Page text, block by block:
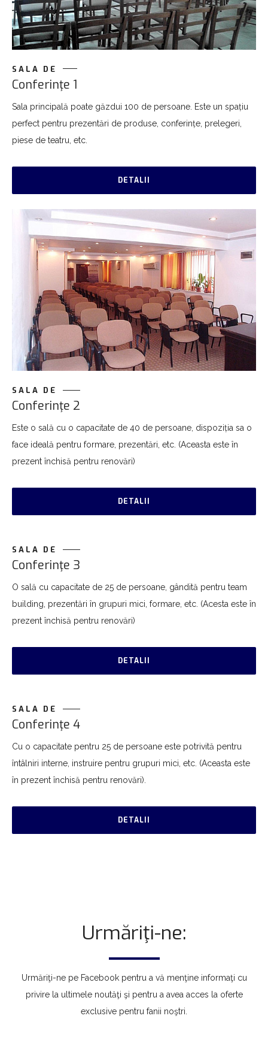
SALA DE
Conferinţe 1
Sala principală poate găzdui 100 de persoane. Este un spațiu
perfect pentru prezentări de produse, conferințe, prelegeri,
piese de teatru, etc.
DETALII
SALA DE
Conferinţe 2
Este o sală cu o capacitate de 40 de persoane, dispoziția sa o
face ideală pentru formare, prezentări, etc. (Aceasta este în
prezent închisă pentru renovări)
DETALII
SALA DE
Conferinţe 3
O sală cu capacitate de 25 de persoane, gândită pentru team
building, prezentări în grupuri mici, formare, etc. (Acesta este în
prezent închisă pentru renovări)
DETALII
SALA DE
Conferinţe 4
Cu o capacitate pentru 25 de persoane este potrivită pentru
întâlniri interne, instruire pentru grupuri mici, etc. (Aceasta este
în prezent închisă pentru renovări).
DETALII
Urmăriţi-ne:
Urmăriţi-ne pe Facebook pentru a vă menţine informaţi cu
privire la ultimele noutăţi şi pentru a avea acces la oferte
exclusive pentru fanii noştri.